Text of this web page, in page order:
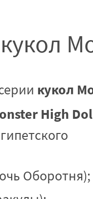
кукол
High
Оборотня);